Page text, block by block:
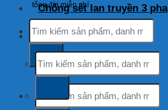
tổng đài miễn phí
Tìm
kiếm:
kiếm:
Chống sét lan truyền 3 pha
Tìm
kiếm: